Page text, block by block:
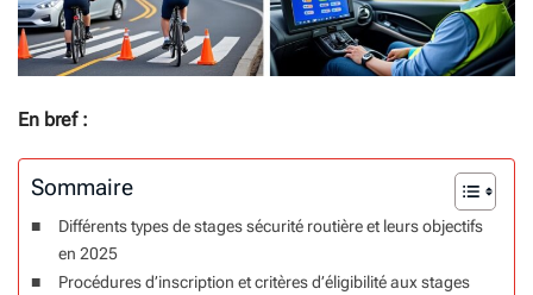
En bref :
Sommaire
Différents types de stages sécurité routière et leurs objectifs
en 2025
Procédures d’inscription et critères d’éligibilité aux stages